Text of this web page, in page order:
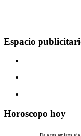
Espacio
Horoscopo hoy